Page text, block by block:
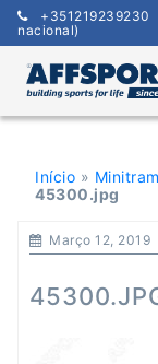
Skip
content
+351219239230
nacional)
Início »
45300.jpg
Março 12, 2019